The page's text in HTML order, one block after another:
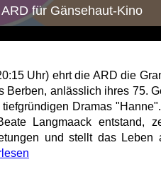
für Gänsehaut-Kino
Uhr) ehrt die ARD die
Berben, anlässlich ihres 75.
Dramas
Langmaack entstand,
und stellt das Leben